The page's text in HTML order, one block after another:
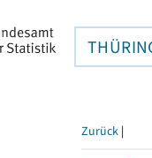
Zurück |